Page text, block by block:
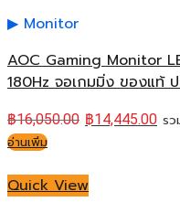
Monitor
AOC Gaming Monitor
180Hz จอเกมมิ่ง ของแท้
฿16,050.00 ฿14,445.00 รว
อ่านเพิ่ม
Quick View